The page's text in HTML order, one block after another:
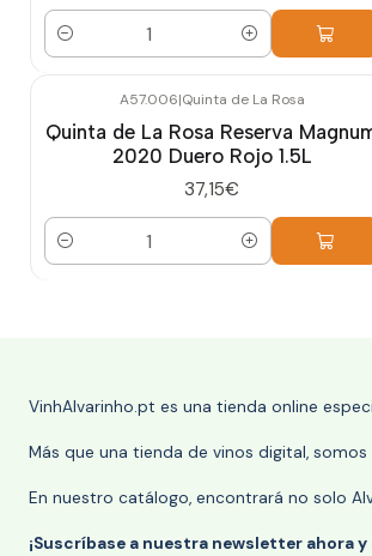
Cantidad
A57.006|Quinta de La Rosa
Quinta de La Rosa Reserva
2020 Duero Rojo 1.5L
37,15€
Cantidad
VinhAlvarinho.pt es una tienda online
Más que una tienda de vinos digital,
En nuestro catálogo, encontrará no solo
¡Suscríbase a nuestra newsletter ahora